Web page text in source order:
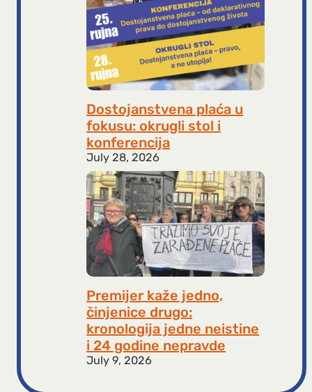
Dostojanstvena plaća u
fokusu: okrugli stol i
konferencija
July 28, 2026
Premijer kaže jedno,
činjenice drugo:
kronologija jedne neistine
i 24 godine nepravde
July 9, 2026